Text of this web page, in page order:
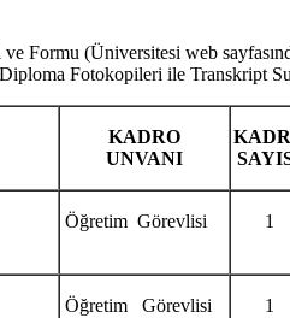
Formu (Üniversitesi web
Fotokopileri ile Transkript
KADRO
UNVANI
Öğretim Görevlisi 1
Öğretim Görevlisi 1